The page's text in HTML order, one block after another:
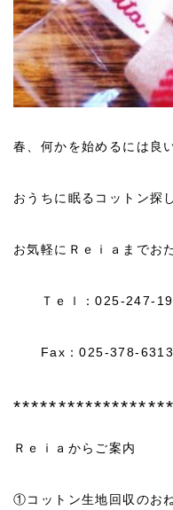
春、何かを始めるには良
おうちに眠るコットン探
お気軽にＲｅｉａまでお
Ｔｅｌ：025-247-
Fax：025-378-6313
Ｒｅｉａからご案内
①コットン生地回収のお